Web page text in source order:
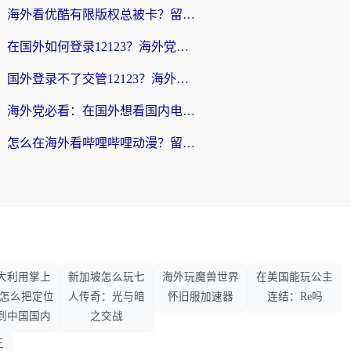
海外看优酷有限版权总被卡？留学生亲测有效的回国加速器选择指南
在国外如何登录12123？海外党必备的回国加速实用指南
国外登录不了交管12123？海外华人亲测有效的回国加速器选择指南
海外党必看：在国外想看国内电视剧用什么软件？3步解决地域限制
怎么在海外看哔哩哔哩动漫？留学生亲测有效的回国加速方案
利用掌上
么把定位
中国国内
新加坡怎么玩七
人传奇：光与暗
之交战
海外玩魔兽世界
怀旧服加速器
在美国能玩公主
连结：Re吗